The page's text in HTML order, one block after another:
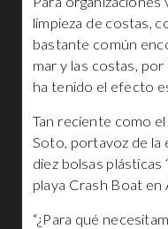
limpieza de costas,
bastante común
mar y las costas,
ha tenido el efecto
Tan reciente como
Soto, portavoz de
diez bolsas plásticas
playa Crash Boat en
“¿Para qué